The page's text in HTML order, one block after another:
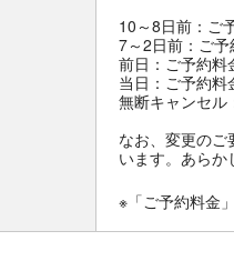
10～8日前：ご
7～2日前：ご
前日：ご予約料
当日：ご予約料
無断キャンセル
なお、変更の
います。あらか
※「ご予約料金